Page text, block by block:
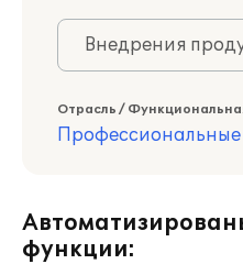
Внедрения
Отрасль /
Профессиональные
функции: